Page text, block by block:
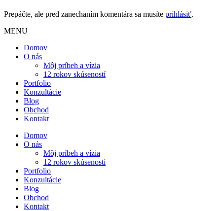
Prepáčte, ale pred zanechaním komentára sa musíte prihlásiť.
MENU
Domov
O nás
Môj príbeh a vízia
12 rokov skúseností
Portfolio
Konzultácie
Blog
Obchod
Kontakt
Domov
O nás
Môj príbeh a vízia
12 rokov skúseností
Portfolio
Konzultácie
Blog
Obchod
Kontakt